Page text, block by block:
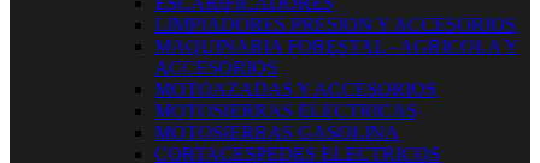
LIMPIADORES PRESION Y ACCESORIOS
MAQUINARIA FORESTAL - AGRICOLA Y
ACCESORIOS
MOTOAZADAS Y ACCESORIOS
MOTOSIERRAS ELECTRICAS
MOTOSIERRAS GASOLINA
CORTACESPEDES ELECTRICOS